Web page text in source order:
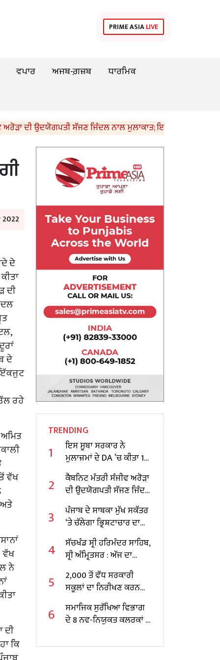
PRIME ASIALIVE
ਵਪਾਰ ਅਜਬ-ਗ਼ਜ਼ਬ
ਧਾਰਮਿਕ
ਦੀ ਉਦਯੋਗਪਤੀ ਸੱਜਣ ਜਿੰਦਲ ਨਾਲ ਮੁਲਾਕਾਤ; ਇਸਪਾਤ ਖੇਤਰ ‘ਚ ₹1,500
ਦੇ
ਦੀ
ਦੇ
ਇੱਕਜੁਟ
ਰਹੇ
ਵੱਖ
ਵੱਖ
ਨੇ
ਦੀ
ਕਿ
TRENDING
1
ਇਸ ਸੂਬਾ ਸਰਕਾਰ ਨੇ
ਮੁਲਾਜ਼ਮਾਂ ਦੇ DA ’ਚ ਕੀਤਾ 10
ਫੀਸਦੀ ਵਾਧਾ
2
ਕੈਬਨਿਟ ਮੰਤਰੀ ਸੰਜੀਵ ਅਰੋੜਾ
ਦੀ ਉਦਯੋਗਪਤੀ ਸੱਜਣ ਜਿੰਦਲ
ਨਾਲ ਮੁਲਾਕਾਤ; ਇਸਪਾਤ
ਖੇਤਰ ‘ਚ ₹1,500 ਕਰੋੜ ਨਿਵੇਸ਼
ਦਾ ਐਲਾਨ
3
ਪੰਜਾਬ ਦੇ ਸਾਬਕਾ ਮੁੱਖ ਸਕੱਤਰ
‘ਤੇ ਚੱਲੇਗਾ ਭ੍ਰਿਸ਼ਟਾਚਾਰ ਦਾ
ਕੇਸ, ਕੇਂਦਰ ਸਰਕਾਰ ਨੇ ਦਿੱਤੀ
ਪ੍ਰਵਾਨਗੀ
4
ਸੱਚਖੰਡ ਸ੍ਰੀ ਹਰਿਮੰਦਰ ਸਾਹਿਬ,
ਸ੍ਰੀ ਅੰਮ੍ਰਿਤਸਰ : ਅੱਜ ਦਾ
ਹੁਕਮਨਾਮਾ
5
2,000 ਤੋਂ ਵੱਧ ਸਰਕਾਰੀ
ਸਕੂਲਾਂ ਦਾ ਨਿਰੀਖਣ ਕਰਨ
ਵਾਲੇ ਪੰਜਾਬ ਦੇ ਪਹਿਲੇ
ਸਿੱਖਿਆ ਮੰਤਰੀ ਬਣੇ ਹਰਜੋਤ
ਸਿੰਘ ਬੈਂਸ
6
ਸਮਾਜਿਕ ਸੁਰੱਖਿਆ ਵਿਭਾਗ
ਦੇ 8 ਨਵ-ਨਿਯੁਕਤ ਕਲਰਕਾਂ ਨੂੰ